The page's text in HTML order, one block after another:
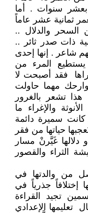
سنوات . أما
ثمانية عشر عاماً
والدلال ..
ذات صدر ثائر ..
شاعر . إنها إحدى
يستطيع المرء من
فقد أصبحت لا
مهما حاولت
تشعر بالغرور
والإغراء ما
كانت سميرة دائمة
حياتها من فقر
غَيَّرنْ مسار
الثراء والقصور
من والدتها في
إختلافاً جذرياً في
تجيد القراءة
تعليمها الإعدادي